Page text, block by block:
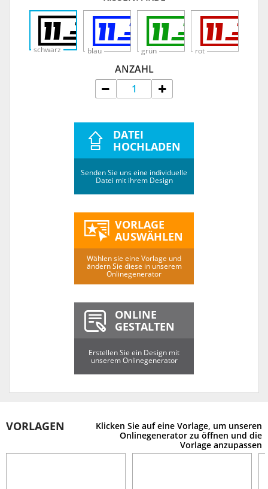
schwarz blau grün rot
ANZAHL
DATEI
HOCHLADEN
Senden Sie uns eine individuelle
Datei mit ihrem Design
VORLAGE
AUSWÄHLEN
Wählen sie eine Vorlage und
ändern Sie diese in unserem
Onlinegenerator
ONLINE
GESTALTEN
Erstellen Sie ein Design mit
unserem Onlinegenerator
VORLAGEN
Klicken Sie auf eine Vorlage, um unseren
Onlinegenerator zu öffnen und die
Vorlage anzupassen